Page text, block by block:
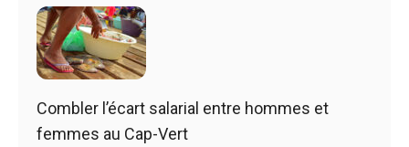
Combler l’écart salarial entre hommes et
femmes au Cap-Vert